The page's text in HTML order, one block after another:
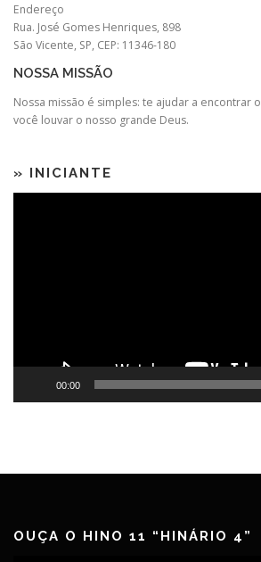
Endereço
Rua. José Gomes Henriques, 898
São Vicente, SP, CEP: 11346-180
NOSSA MISSÃO
Nossa missão é simples: te ajudar a encontrar o
você louvar o nosso grande Deus.
» INICIANTE
00:00
OUÇA O HINO 11 “HINÁRIO 4”